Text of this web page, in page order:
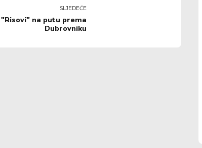
SLJEDEĆE
"Risovi" na putu prema
Dubrovniku